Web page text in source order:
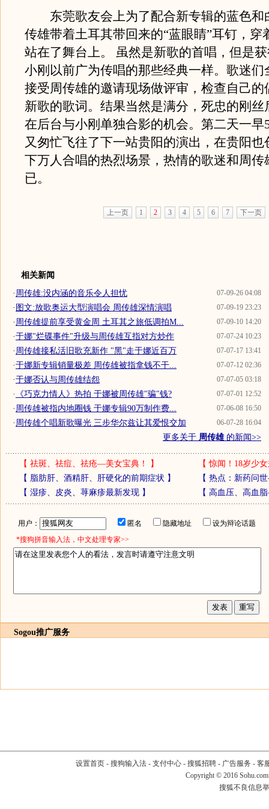
东莞歌友会上为了配合新专辑的蓝色和
传雄带着土耳其带回来的“蓝眼睛”耳钉，穿
站在了舞台上。 虽然是新歌的首唱，但是
小刚以前广为传唱的那些经典一样。歌迷们
接受周传雄的邀请现场做评审，检查自己的
新歌的歌词。结果当然是满分，死忠的刚丝
在后台与小刚单独合影的机会。第二天一早
又匆忙飞往了下一站贵阳的演出，在贵阳也
下万人合唱的热烈场景，热情的歌迷和周传
已。
上一页 1 2 3 4 5 6 7 下一页
相关新闻
07-09-26 04:08
· 周传雄:没内涵的音乐令人担忧
07-09-19 23:23
·图文:放歌奥运大型演唱会 周传雄深情演唱
07-09-10 14:20
· 周传雄提前享受黄金周 土耳其之旅低调拍M...
07-07-24 10:23
·于娜"烂碟事件"升级与周传雄互指对方炒作
07-07-17 13:41
· 周传雄接私活旧歌充新作 "黑"走于娜近百万
07-07-12 02:36
·于娜新专辑销量极差 周传雄被指拿钱不干...
07-07-05 03:18
·于娜否认与周传雄结怨
07-07-01 12:52
· 《巧克力情人》热拍 于娜被周传雄"骗"钱?
07-06-08 16:50
· 周传雄被指内地圈钱 于娜专辑90万制作费...
06-07-28 16:04
· 周传雄个唱新歌曝光 三步华尔兹让其爱恨交加
更多关于 周传雄的新闻>>
【 祛斑、祛痘、祛疮—美女宝典！ 】 【惊闻！18岁少
【 脂肪肝、酒精肝、肝硬化的前期症状 】 【 热点：新药问
【 湿疹、皮炎、荨麻疹最新发现】 【 高血压、高血
用户： 匿名 隐藏地址
设为辩论话题
*搜狗拼音输入法，中文处理专家>>
Sogou推广服务
设置首页- 搜狗输入法- 支付中心- 搜狐招聘- 广告服务 - 客
Copyright © 2016
搜狐不良信息